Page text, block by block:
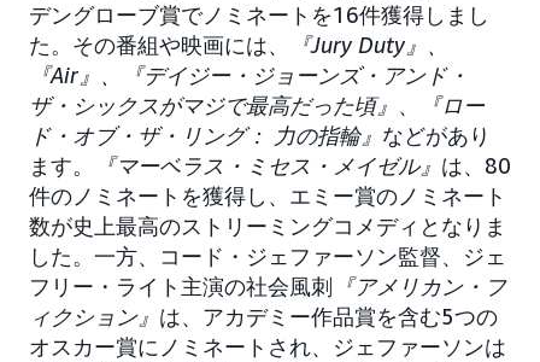
デングローブ賞でノミネートを16件獲得しまし
た。その番組や映画には、
『Jury Duty』、
『Air』、『デイジー・ジョーンズ・アンド・
ザ・シックスがマジで最高だった頃』 、
『ロー
ド・オブ・ザ・リング： 力の指輪』 などがあり
ます。
『マーベラス・ミセス・メイゼル』 は、80
件のノミネートを獲得し、エミー賞のノミネート
数が史上最高のストリーミングコメディとなりま
した。一方、コード・ジェファーソン監督、ジェ
フリー・ライト主演の社会風刺 『アメリカン・フ
ィクション』 は、アカデミー作品賞を含む5つの
オスカー賞にノミネートされ、ジェファーソンは